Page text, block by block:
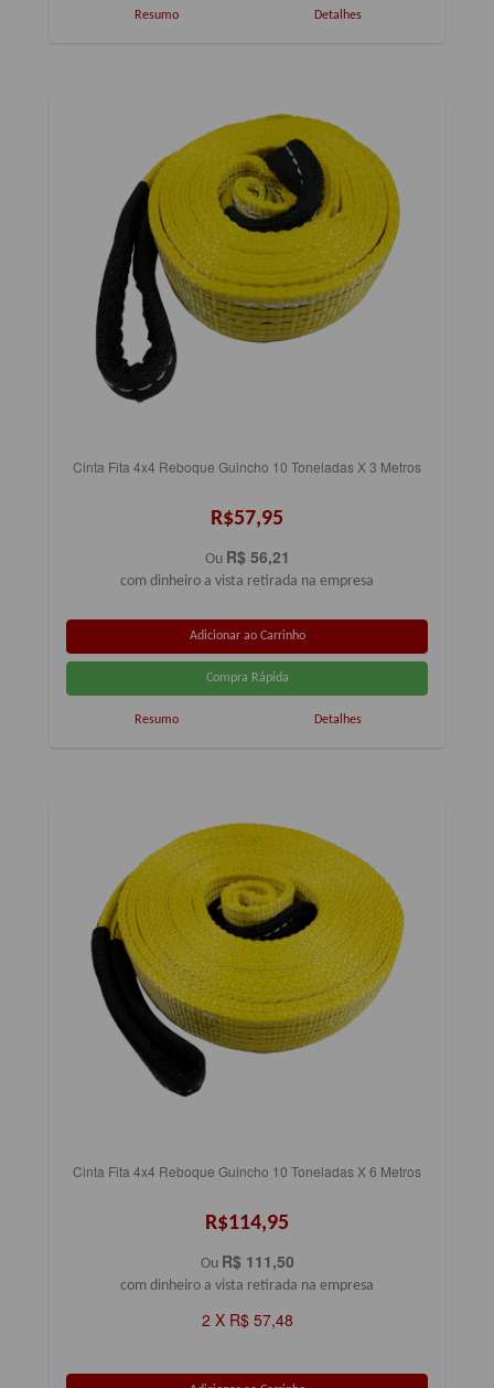
Resumo Detalhes
Cinta Fita 4x4 Reboque Guincho 10 Toneladas X 3 Metros
R$57,95
Ou R$ 56,21
com dinheiro a vista retirada na empresa
Resumo Detalhes
Cinta Fita 4x4 Reboque Guincho 10 Toneladas X 6 Metros
R$114,95
Ou R$ 111,50
com dinheiro a vista retirada na empresa
2 X R$ 57,48